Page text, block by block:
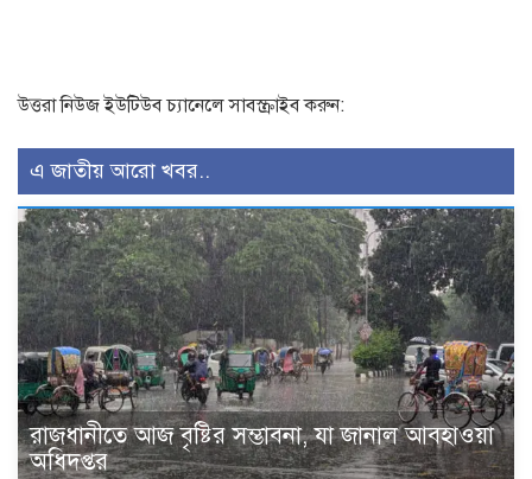
উত্তরা নিউজ ইউটিউব চ্যানেলে সাবস্ক্রাইব করুন:
এ জাতীয় আরো খবর..
রাজধানীতে আজ বৃষ্টির সম্ভাবনা, যা জানাল আবহাওয়া
অধিদপ্তর